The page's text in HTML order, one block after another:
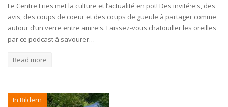
Le Centre Fries met la culture et l’actualité en pot! Des invité·e·s, des
avis, des coups de coeur et des coups de gueule à partager comme
autour d’un verre entre ami·e·s. Laissez-vous chatouiller les oreilles
par ce podcast à savourer…
Read more
In Bildern